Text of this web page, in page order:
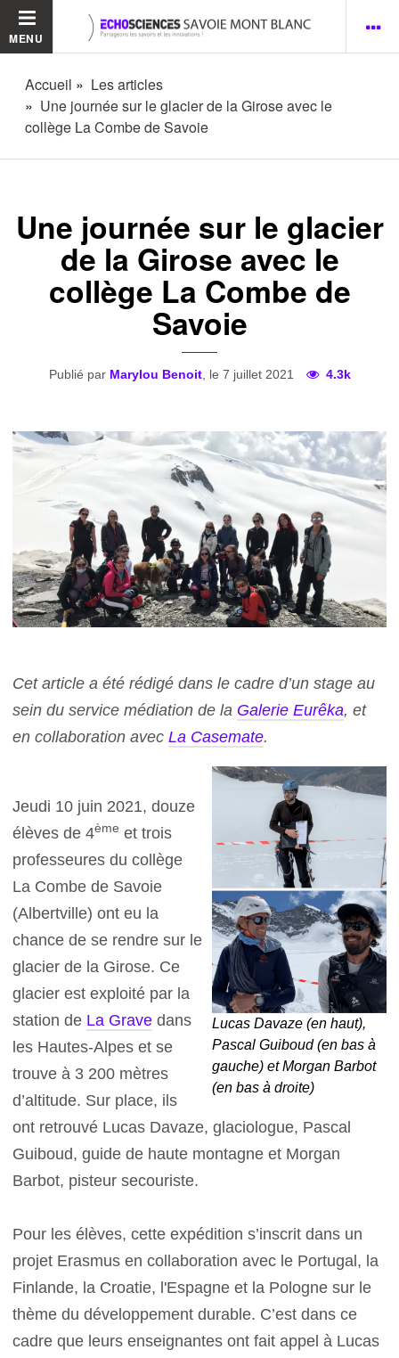
MENU
Accueil
Les articles
Une journée sur le glacier de la Girose avec le
collège La Combe de Savoie
Une journée sur le glacier
de la Girose avec le
collège La Combe de
Savoie
Publié par Marylou Benoit, le 7 juillet 2021 4.3k
Cet article a été rédigé dans le cadre d’un stage au
sein du service médiation de la Galerie Eurêka, et
en collaboration avecLa Casemate.
Lucas Davaze (en haut),
Pascal Guiboud (en bas à
gauche) et Morgan Barbot
(en bas à droite)
Jeudi 10 juin 2021, douze
élèves de 4ème et trois
professeures du collège
La Combe de Savoie
(Albertville) ont eu la
chance de se rendre sur le
glacier de la Girose. Ce
glacier est exploité par la
station de La Grave dans
les Hautes-Alpes et se
trouve à 3 200 mètres
d’altitude. Sur place, ils
ont retrouvé Lucas Davaze, glaciologue, Pascal
Guiboud, guide de haute montagne et Morgan
Barbot, pisteur secouriste.
Pour les élèves, cette expédition s’inscrit dans un
projet Erasmus en collaboration avec le Portugal, la
Finlande, la Croatie, l'Espagne et la Pologne sur le
thème du développement durable. C’est dans ce
cadre que leurs enseignantes ont fait appel à Lucas